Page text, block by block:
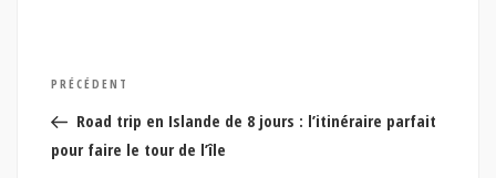
Navigation
de
l’article
Article
précédent
PRÉCÉDENT
Road trip en Islande de 8 jours : l’itinéraire parfait
pour faire le tour de l’île